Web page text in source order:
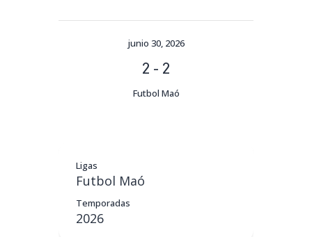
junio 30, 2026
2 - 2
Futbol Maó
Ligas
Futbol Maó
Temporadas
2026